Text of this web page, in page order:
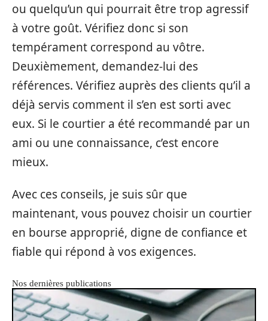
ou quelqu’un qui pourrait être trop agressif
à votre goût. Vérifiez donc si son
tempérament correspond au vôtre.
Deuxièmement, demandez-lui des
références. Vérifiez auprès des clients qu’il a
déjà servis comment il s’en est sorti avec
eux. Si le courtier a été recommandé par un
ami ou une connaissance, c’est encore
mieux.
Avec ces conseils, je suis sûr que
maintenant, vous pouvez choisir un courtier
en bourse approprié, digne de confiance et
fiable qui répond à vos exigences.
Nos dernières publications